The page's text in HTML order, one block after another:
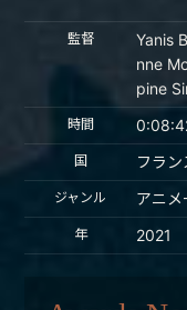
監督
Yanis
nne
pine
時間
国 フラン
ジャンル アニメ
年 2021